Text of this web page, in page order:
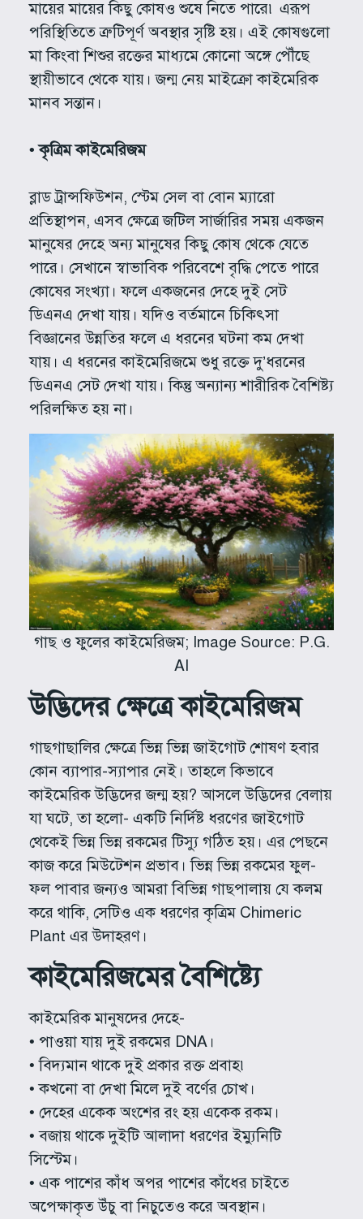
মায়ের মায়ের কিছু কোষও শুষে নিতে পারে৷ এরূপ
পরিস্থিতিতে ত্রুটিপূর্ণ অবস্থার সৃষ্টি হয়। এই কোষগুলো
মা কিংবা শিশুর রক্তের মাধ্যমে কোনো অঙ্গে পৌঁছে
স্থায়ীভাবে থেকে যায়। জন্ম নেয় মাইক্রো কাইমেরিক
মানব সন্তান।
• কৃত্রিম কাইমেরিজম
ব্লাড ট্রান্সফিউশন, স্টেম সেল বা বোন ম্যারো
প্রতিস্থাপন, এসব ক্ষেত্রে জটিল সার্জারির সময় একজন
মানুষের দেহে অন্য মানুষের কিছু কোষ থেকে যেতে
পারে। সেখানে স্বাভাবিক পরিবেশে বৃদ্ধি পেতে পারে
কোষের সংখ্যা। ফলে একজনের দেহে দুই সেট
ডিএনএ দেখা যায়। যদিও বর্তমানে চিকিৎসা
বিজ্ঞানের উন্নতির ফলে এ ধরনের ঘটনা কম দেখা
যায়। এ ধরনের কাইমেরিজমে শুধু রক্তে দু’ধরনের
ডিএনএ সেট দেখা যায়। কিন্তু অন্যান্য শারীরিক বৈশিষ্ট্য
পরিলক্ষিত হয় না।
গাছ ও ফুলের কাইমেরিজম; Image Source: P.G.
AI
উদ্ভিদের ক্ষেত্রে কাইমেরিজম
গাছগাছালির ক্ষেত্রে ভিন্ন ভিন্ন জাইগোট শোষণ হবার
কোন ব্যাপার-স্যাপার নেই। তাহলে কিভাবে
কাইমেরিক উদ্ভিদের জন্ম হয়? আসলে উদ্ভিদের বেলায়
যা ঘটে, তা হলো- একটি নির্দিষ্ট ধরণের জাইগোট
থেকেই ভিন্ন ভিন্ন রকমের টিস্যু গঠিত হয়। এর পেছনে
কাজ করে মিউটেশন প্রভাব। ভিন্ন ভিন্ন রকমের ফুল-
ফল পাবার জন্যও আমরা বিভিন্ন গাছপালায় যে কলম
করে থাকি, সেটিও এক ধরণের কৃত্রিম Chimeric
Plant এর উদাহরণ।
কাইমেরিজমের বৈশিষ্ট্যে
কাইমেরিক মানুষদের দেহে-
• পাওয়া যায় দুই রকমের DNA।
• বিদ্যমান থাকে দুই প্রকার রক্ত প্রবাহ৷
• কখনো বা দেখা মিলে দুই বর্ণের চোখ।
• দেহের একেক অংশের রং হয় একেক রকম।
• বজায় থাকে দুইটি আলাদা ধরণের ইম্যুনিটি
সিস্টেম।
• এক পাশের কাঁধ অপর পাশের কাঁধের চাইতে
অপেক্ষাকৃত উঁচু বা নিচুতেও করে অবস্থান।